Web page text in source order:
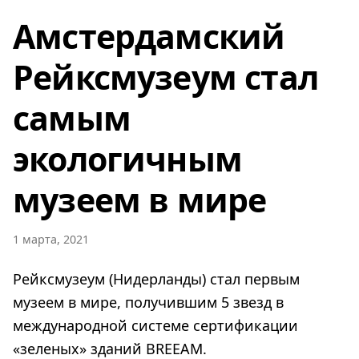
Амстердамский
Рейксмузеум стал
самым
экологичным
музеем в мире
1 марта, 2021
Рейксмузеум (Нидерланды) стал первым
музеем в мире, получившим 5 звезд в
международной системе сертификации
«зеленых» зданий BREEAM.